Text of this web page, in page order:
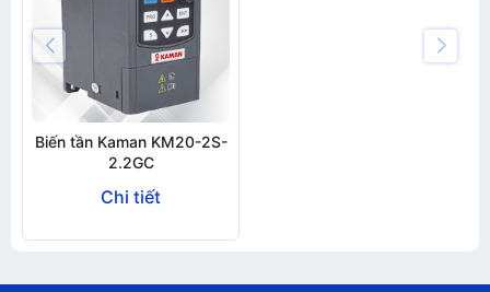
Biến tần Kaman KM20-2S-
2.2GC
Chi tiết